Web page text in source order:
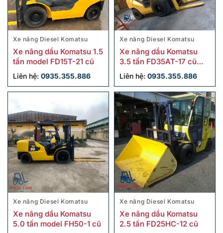
Xe nâng Diesel Komatsu
Xe nâng dầu Komatsu 1.5
tấn model FD15T-21 cũ
Liên hệ: 0935.355.886
Xe nâng Diesel Komatsu
Xe nâng dầu Komatsu
3.5 tấn FD35AT-17 cũ
chính hãng
Liên hệ: 0935.355.886
Xe nâng Diesel Komatsu
Xe nâng dầu Komatsu
5.0 tấn model FH50-1 cũ
Xe nâng Diesel Komatsu
Xe nâng dầu Komatsu
2.5 tấn FD25HC-12 cũ